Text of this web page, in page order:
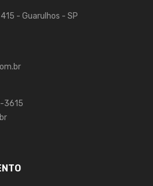
- Guarulhos - SP
3615